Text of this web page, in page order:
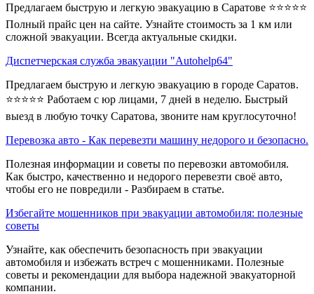
Предлагаем быструю и легкую эвакуацию в Саратове ⭐⭐⭐⭐⭐
Полный прайс цен на сайте. Узнайте стоимость за 1 км или
сложной эвакуации. Всегда актуальные скидки.
Диспетчерская служба эвакуации "Autohelp64"
Предлагаем быструю и легкую эвакуацию в городе Саратов.
⭐⭐⭐⭐⭐ Работаем с юр лицами, 7 дней в неделю. Быстрый
выезд в любую точку Саратова, звоните нам круглосуточно!
Перевозка авто - Как перевезти машину недорого и безопасно.
Полезная информации и советы по перевозки автомобиля.
Как быстро, качественно и недорого перевезти своё авто,
чтобы его не повредили - Разбираем в статье.
Избегайте мошенников при эвакуации автомобиля: полезные
советы
Узнайте, как обеспечить безопасность при эвакуации
автомобиля и избежать встреч с мошенниками. Полезные
советы и рекомендации для выбора надежной эвакуаторной
компании.